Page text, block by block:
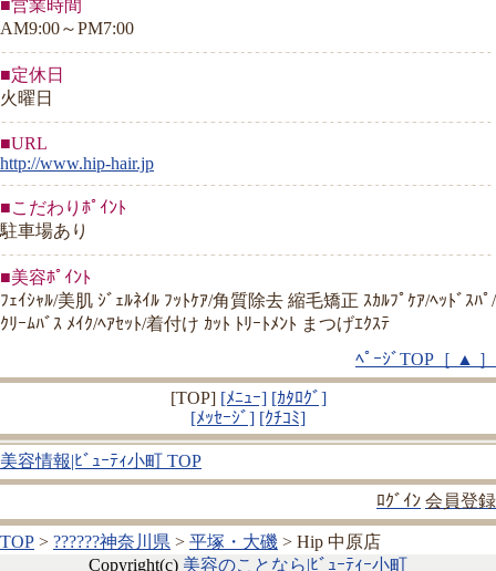
■営業時間
AM9:00～PM7:00
■定休日
火曜日
■URL
http://www.hip-hair.jp
■こだわりﾎﾟｲﾝﾄ
駐車場あり
■美容ﾎﾟｲﾝﾄ
ﾌｪｲｼｬﾙ/美肌 ｼﾞｪﾙﾈｲﾙ ﾌｯﾄｹｱ/角質除去 縮毛矯正 ｽｶﾙﾌﾟｹｱ/ﾍｯﾄﾞｽﾊﾟ/
ｸﾘｰﾑﾊﾞｽ ﾒｲｸ/ﾍｱｾｯﾄ/着付け ｶｯﾄ ﾄﾘｰﾄﾒﾝﾄ まつげｴｸｽﾃ
ﾍﾟｰｼﾞTOP［ ▲ ］
[TOP] [ﾒﾆｭｰ] [ｶﾀﾛｸﾞ]
[ﾒｯｾｰｼﾞ] [ｸﾁｺﾐ]
美容情報|ﾋﾞｭｰﾃｨ小町 TOP
ﾛｸﾞｲﾝ 会員登録
TOP > ??????神奈川県 > 平塚・大磯 > Hip 中原店
Copyright(c) 美容のことなら|ﾋﾞｭｰﾃｨｰ小町